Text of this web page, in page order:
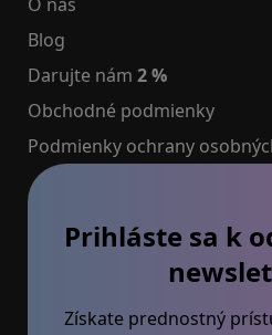
Blog
Darujte nám 2 %
Obchodné podmienky
Podmienky ochrany
Prihláste sa k
Získate prednostný